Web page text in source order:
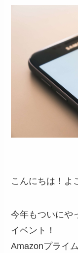
こんにちは！よ
今年もついにや
イベント！
Amazonプライ